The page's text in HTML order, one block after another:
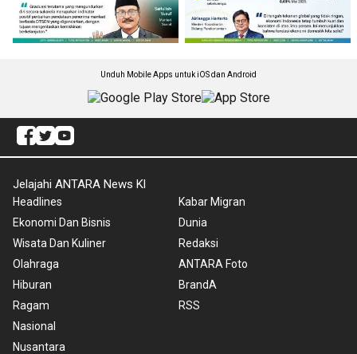
Unduh Mobile Apps untuk iOS dan Android
Jelajahi ANTARA News Kl
Headlines
Ekonomi Dan Bisnis
Wisata Dan Kuliner
Olahraga
Hiburan
Ragam
Nasional
Nusantara
Kabar Migran
Dunia
Redaksi
ANTARA Foto
BrandA
RSS